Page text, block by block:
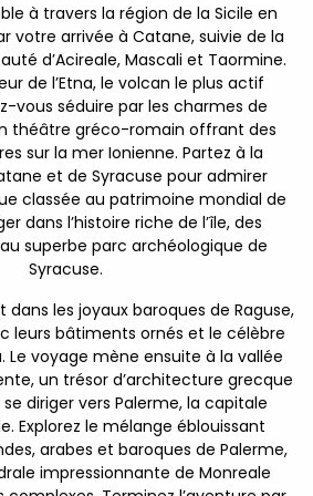
à travers la région de la Sicile en
votre arrivée à Catane, suivie de la
d’Acireale, Mascali et Taormine.
de l’Etna, le volcan le plus actif
vous séduire par les charmes de
théâtre gréco-romain offrant des
sur la mer Ionienne. Partez à la
et de Syracuse pour admirer
classée au patrimoine mondial de
dans l’histoire riche de l’île, des
superbe parc archéologique de
Syracuse.
dans les joyaux baroques de Raguse,
leurs bâtiments ornés et le célèbre
Le voyage mène ensuite à la vallée
un trésor d’architecture grecque
diriger vers Palerme, la capitale
Explorez le mélange éblouissant
arabes et baroques de Palerme,
impressionnante de Monreale